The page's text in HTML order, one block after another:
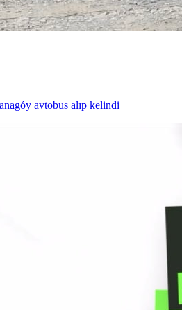
avtobus alıp kelindi